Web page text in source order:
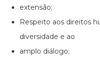
extensão;
Respeito aos direitos
diversidade e ao
amplo diálogo;